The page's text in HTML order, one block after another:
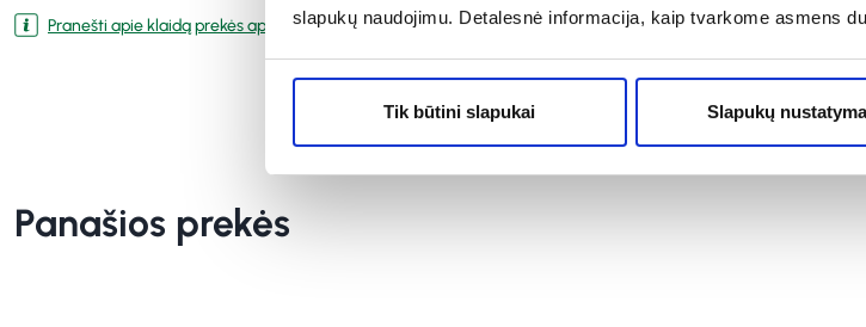
slapukų naudojimu. Detalesnė informacija, kaip tvarkome asmens
Tik būtini slapukai Slapukų
Pranešti apie klaidą prekės aprašyme
Panašios prekės